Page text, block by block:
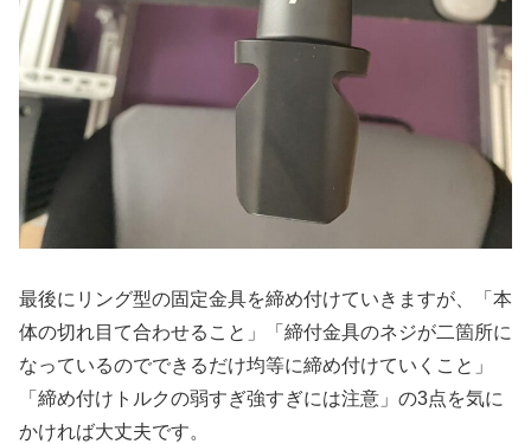
最後にリング型の固定金具を締め付けていきますが、「本
体の切れ目て合わせること」「締付金具のネジが二箇所に
なっているのでできるだけ均等に締め付けていくこと」
「締め付けトルクの弱すぎ強すぎには注意」の3点を気に
かければ大丈夫です。